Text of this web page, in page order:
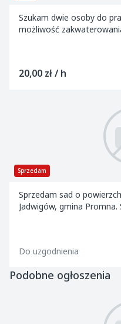
Szukam dwie osoby do
możliwość
20,00 zł / h
Sprzedam
Sprzedam sad o
Jadwigów, gmina
Do uzgodnienia
Podobne ogłoszenia